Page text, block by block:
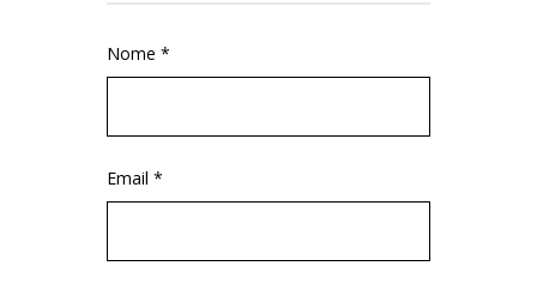
Nome *
Email *